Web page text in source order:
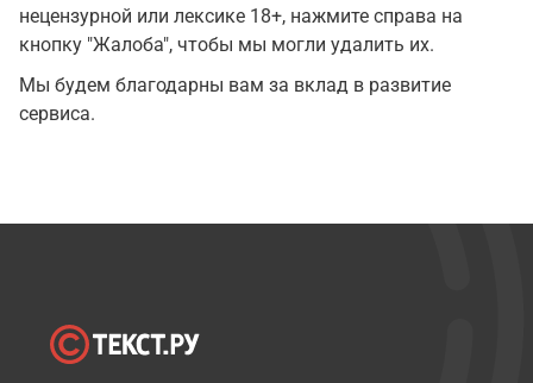
нецензурной или лексике 18+, нажмите справа на
кнопку "Жалоба", чтобы мы могли удалить их.
Мы будем благодарны вам за вклад в развитие
сервиса.